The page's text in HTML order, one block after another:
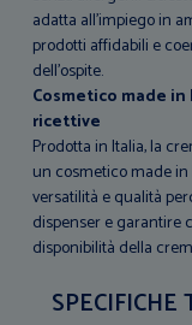
adatta all’impiego in
prodotti affidabili e
dell’ospite.
Cosmetico made
ricettive
Prodotta in Italia, la
un cosmetico made in
versatilità e qualità
dispenser e garantire
disponibilità della
SPECIFICHE